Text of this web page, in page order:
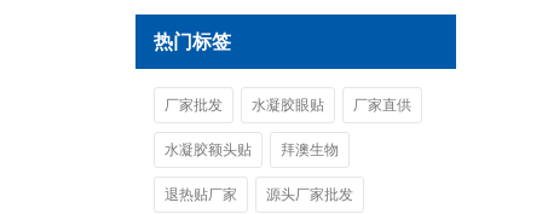
热门标签
厂家批发 水凝胶眼贴 厂家直供
水凝胶额头贴 拜澳生物
退热贴厂家 源头厂家批发